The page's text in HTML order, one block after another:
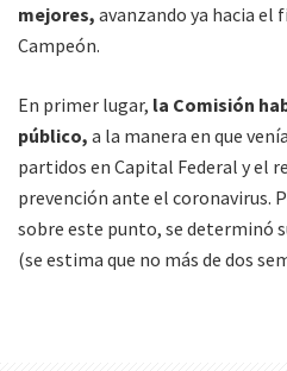
mejores, avanzando ya hacia el
Campeón.
En primer lugar, la Comisión
público, a la manera en que
partidos en Capital Federal y el
prevención ante el coronavirus.
sobre este punto, se determinó
(se estima que no más de dos